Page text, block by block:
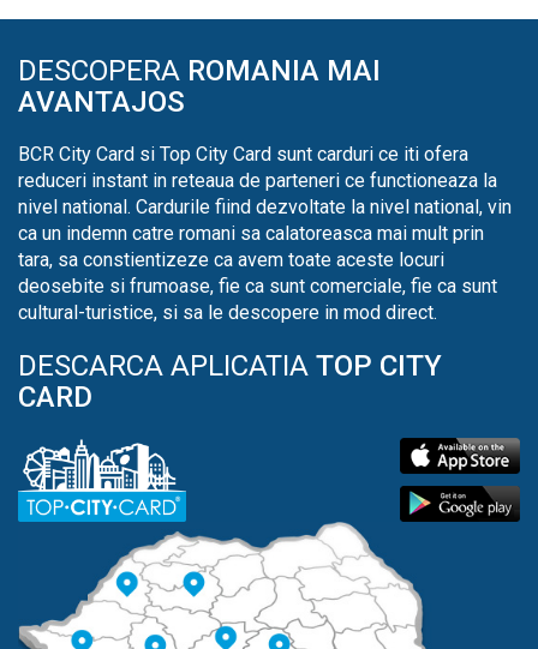
DESCOPERA ROMANIA MAI
AVANTAJOS
BCR City Card si Top City Card sunt carduri ce iti ofera
reduceri instant in reteaua de parteneri ce functioneaza la
nivel national. Cardurile fiind dezvoltate la nivel national, vin
ca un indemn catre romani sa calatoreasca mai mult prin
tara, sa constientizeze ca avem toate aceste locuri
deosebite si frumoase, fie ca sunt comerciale, fie ca sunt
cultural-turistice, si sa le descopere in mod direct.
DESCARCA APLICATIA TOP CITY
CARD